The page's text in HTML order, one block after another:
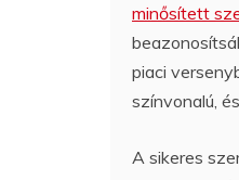
minősített
piaci
színvonalú,
A sikeres